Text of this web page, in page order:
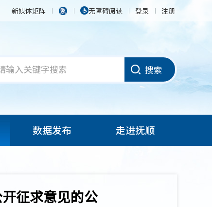
新媒体矩阵 无障碍阅读 登录 注册
搜索
数据发布 走进抚顺
征求意见的公